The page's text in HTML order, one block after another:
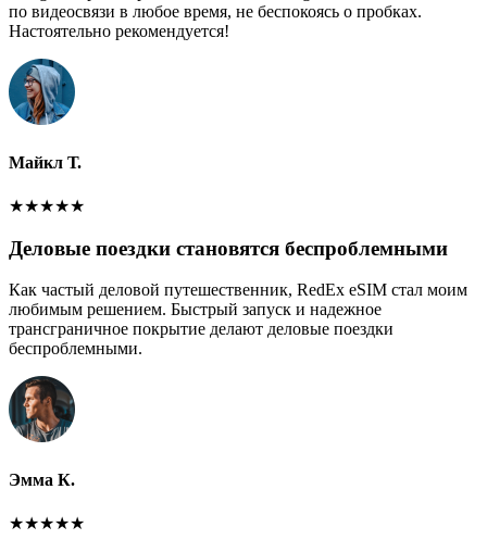
по видеосвязи в любое время, не беспокоясь о пробках.
Настоятельно рекомендуется!
Майкл Т.
★★★★★
Деловые поездки становятся беспроблемными
Как частый деловой путешественник, RedEx eSIM стал моим
любимым решением. Быстрый запуск и надежное
трансграничное покрытие делают деловые поездки
беспроблемными.
Эмма К.
★★★★★